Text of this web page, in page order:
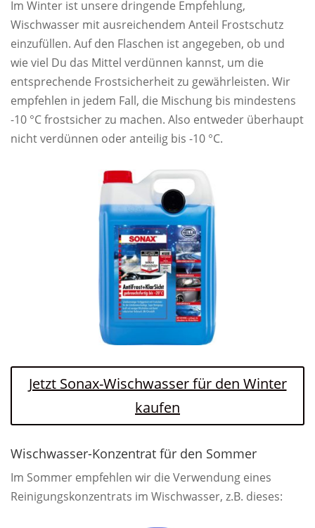
Im Winter ist unsere dringende Empfehlung,
Wischwasser mit ausreichendem Anteil Frostschutz
einzufüllen. Auf den Flaschen ist angegeben, ob und
wie viel Du das Mittel verdünnen kannst, um die
entsprechende Frostsicherheit zu gewährleisten. Wir
empfehlen in jedem Fall, die Mischung bis mindestens
-10 °C frostsicher zu machen. Also entweder überhaupt
nicht verdünnen oder anteilig bis -10 °C.
Jetzt Sonax-Wischwasser für den Winter
kaufen
Wischwasser-Konzentrat für den Sommer
Im Sommer empfehlen wir die Verwendung eines
Reinigungskonzentrats im Wischwasser, z.B. dieses: